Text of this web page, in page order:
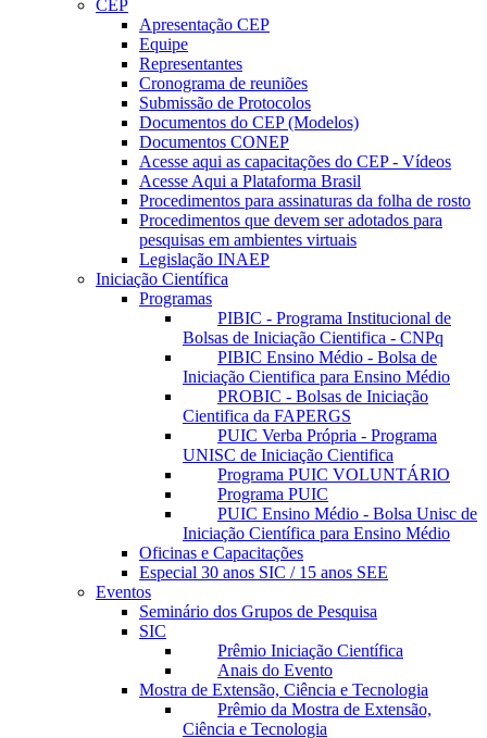
CEP
Apresentação CEP
Equipe
Representantes
Cronograma de reuniões
Submissão de Protocolos
Documentos do CEP (Modelos)
Documentos CONEP
Acesse aqui as capacitações do CEP - Vídeos
Acesse Aqui a Plataforma Brasil
Procedimentos para assinaturas da folha de rosto
Procedimentos que devem ser adotados para
pesquisas em ambientes virtuais
Legislação INAEP
Iniciação Científica
Programas
PIBIC - Programa Institucional de
Bolsas de Iniciação Cientifica - CNPq
PIBIC Ensino Médio - Bolsa de
Iniciação Cientifica para Ensino Médio
PROBIC - Bolsas de Iniciação
Cientifica da FAPERGS
PUIC Verba Própria - Programa
UNISC de Iniciação Cientifica
Programa PUIC VOLUNTÁRIO
Programa PUIC
PUIC Ensino Médio - Bolsa Unisc de
Iniciação Científica para Ensino Médio
Oficinas e Capacitações
Especial 30 anos SIC / 15 anos SEE
Eventos
Seminário dos Grupos de Pesquisa
SIC
Prêmio Iniciação Científica
Anais do Evento
Mostra de Extensão, Ciência e Tecnologia
Prêmio da Mostra de Extensão,
Ciência e Tecnologia